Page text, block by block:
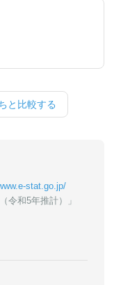
と比較する
stat.go.jp/
令和5年推計）」